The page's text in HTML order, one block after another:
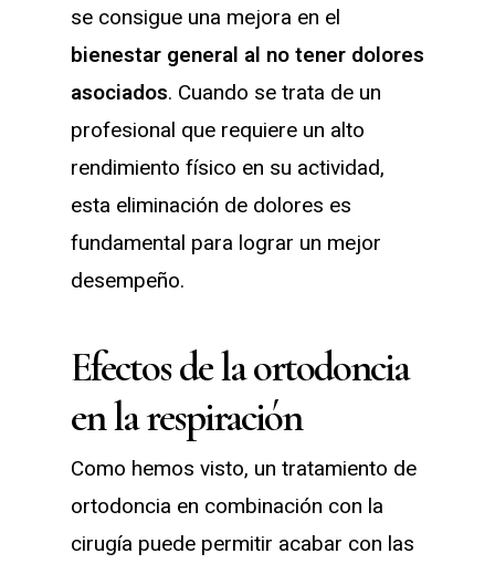
se consigue una mejora en el
bienestar general al no tener dolores
asociados. Cuando se trata de un
profesional que requiere un alto
rendimiento físico en su actividad,
esta eliminación de dolores es
fundamental para lograr un mejor
desempeño.
Efectos de la ortodoncia
en la respiración
Como hemos visto, un tratamiento de
ortodoncia en combinación con la
cirugía puede permitir acabar con las